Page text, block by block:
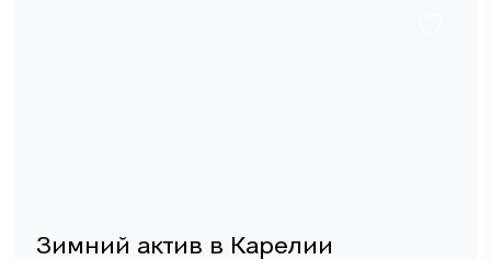
Зимний актив в Карелии